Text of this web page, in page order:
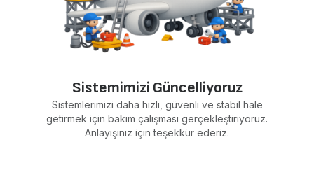
Sistemimizi Güncelliyoruz
Sistemlerimizi daha hızlı, güvenli ve stabil hale
getirmek için bakım çalışması gerçekleştiriyoruz.
Anlayışınız için teşekkür ederiz.